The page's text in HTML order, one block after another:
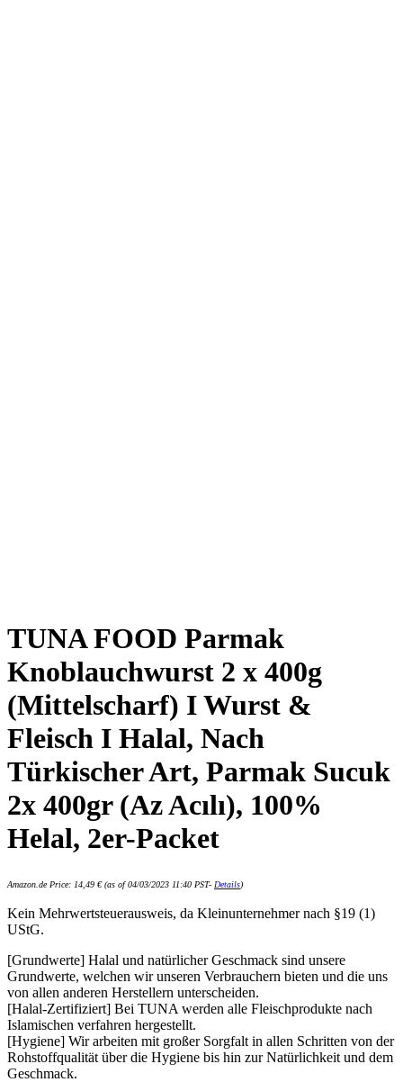
TUNA FOOD Parmak
Knoblauchwurst 2 x 400g
(Mittelscharf) I Wurst &
Fleisch I Halal, Nach
Türkischer Art, Parmak Sucuk
2x 400gr (Az Acılı), 100%
Helal, 2er-Packet
Amazon.de Price: 14,49 €(as of 04/03/2023 11:40 PST- Details)
Kein Mehrwertsteuerausweis, da Kleinunternehmer nach §19 (1)
UStG.
[Grundwerte] Halal und natürlicher Geschmack sind unsere
Grundwerte, welchen wir unseren Verbrauchern bieten und die uns
von allen anderen Herstellern unterscheiden.
[Halal-Zertifiziert] Bei TUNA werden alle Fleischprodukte nach
Islamischen verfahren hergestellt.
[Hygiene] Wir arbeiten mit großer Sorgfalt in allen Schritten von der
Rohstoffqualität über die Hygiene bis hin zur Natürlichkeit und dem
Geschmack.